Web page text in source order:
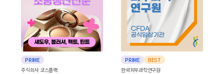
PRIME
주식회사 코스플랙
PRIME
BEST
한국피부과학연구원